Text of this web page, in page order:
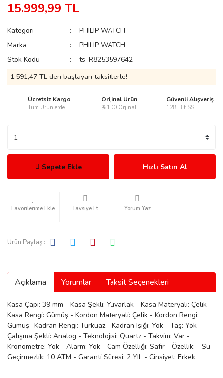
Manoir
15.999,99 TL
Kategori
PHILIP WATCH
Marka
PHILIP WATCH
Stok Kodu
ts_R8253597642
1.591,47 TL den başlayan taksitlerle!
Ücretsiz Kargo
Tüm Ürünlerde
Orijinal Ürün
%100 Orjinal
Güvenli Alışveriş
128 Bit SSL
Sepete Ekle Hızlı Satın Al
Tavsiye Et Yorum Yaz
Ürün Paylaş :
Açıklama Yorumlar Taksit Seçenekleri
Kasa Çapı: 39 mm - Kasa Şekli: Yuvarlak - Kasa Materyali: Çelik -
Kasa Rengi: Gümüş - Kordon Materyali: Çelik - Kordon Rengi:
Gümüş- Kadran Rengi: Turkuaz - Kadran Işığı: Yok - Taş: Yok -
Çalışma Şekli: Analog - Teknolojisi: Quartz - Takvim: Var -
Kronometre: Yok - Alarm: Yok - Cam Özelliği: Safir - Özellik: - Su
Geçirmezlik: 10 ATM - Garanti Süresi: 2 YIL - Cinsiyet: Erkek